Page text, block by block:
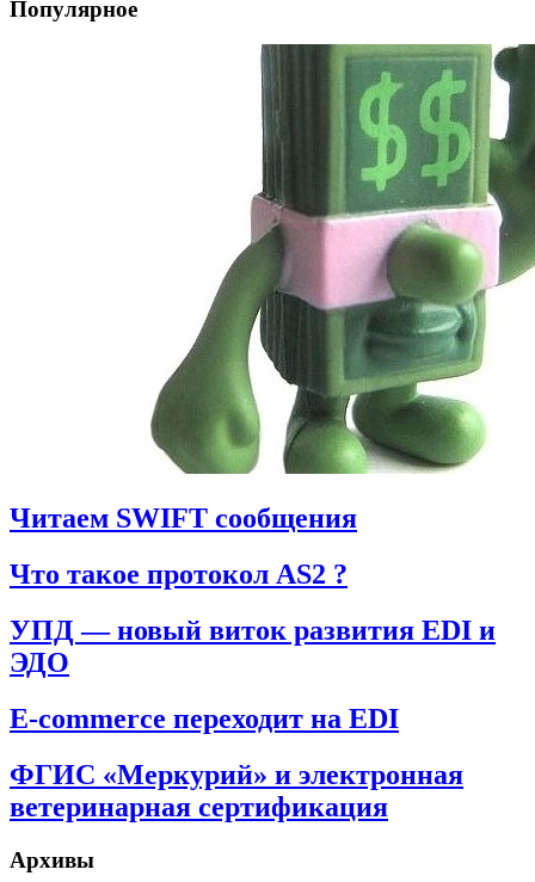
Популярное
Читаем SWIFT сообщения
Что такое протокол AS2 ?
УПД — новый виток развития EDI и
ЭДО
E-commerce переходит на EDI
ФГИС «Меркурий» и электронная
ветеринарная сертификация
Архивы